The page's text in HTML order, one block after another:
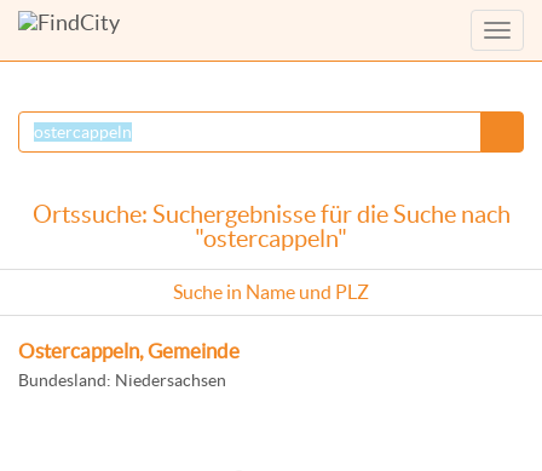
Menü
Ortssuche: Suchergebnisse für die Suche nach
"ostercappeln"
Suche in Name und PLZ
Ostercappeln, Gemeinde
Bundesland: Niedersachsen